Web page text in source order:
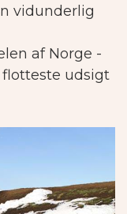
vidunderlig
af Norge -
udsigt